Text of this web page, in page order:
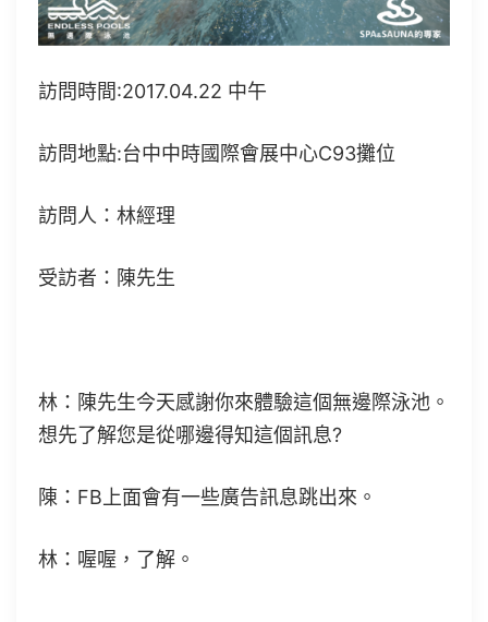
訪問時間:2017.04.22 中午
訪問地點:台中中時國際會展中心C93攤位
訪問人：林經理
受訪者：陳先生
林：陳先生今天感謝你來體驗這個無邊際泳池。
想先了解您是從哪邊得知這個訊息?
陳：FB上面會有一些廣告訊息跳出來。
林：喔喔，了解。